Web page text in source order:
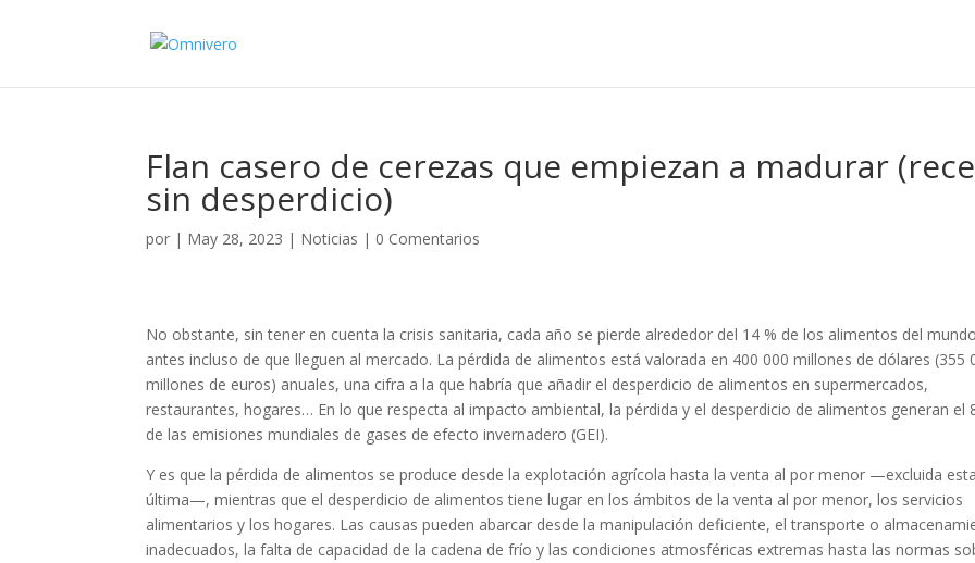
Flan casero de cerezas que empiezan a madurar
sin desperdicio)
por | May 28, 2023 | Noticias | 0 Comentarios
No obstante, sin tener en cuenta la crisis sanitaria, cada año se pierde alrededor del 14 % de los alimentos del
antes incluso de que lleguen al mercado. La pérdida de alimentos está valorada en 400 000 millones de dólares (355
millones de euros) anuales, una cifra a la que habría que añadir el desperdicio de alimentos en supermercados,
restaurantes, hogares… En lo que respecta al impacto ambiental, la pérdida y el desperdicio de alimentos generan el
de las emisiones mundiales de gases de efecto invernadero (GEI).
Y es que la pérdida de alimentos se produce desde la explotación agrícola hasta la venta al por menor —excluida
última—, mientras que el desperdicio de alimentos tiene lugar en los ámbitos de la venta al por menor, los servicios
alimentarios y los hogares. Las causas pueden abarcar desde la manipulación deficiente, el transporte o
inadecuados, la falta de capacidad de la cadena de frío y las condiciones atmosféricas extremas hasta las normas